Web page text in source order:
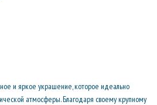
и яркое украшение, которое идеально
атмосферы. Благодаря своему крупному